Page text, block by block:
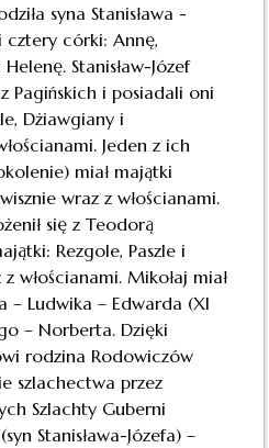
syna Stanisława -
cztery córki: Annę,
Stanisław-Józef
Pagińskich i posiadali oni
Dżiawgiany i
Jeden z ich
miał majątki
wraz z włościanami.
się z Teodorą
Rezgole, Paszle i
włościanami. Mikołaj miał
– Ludwika – Edwarda (XI
– Norberta. Dzięki
rodzina Rodowiczów
szlachectwa przez
Szlachty Guberni
Stanisława-Józefa) –